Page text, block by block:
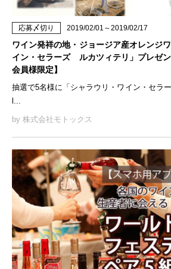
応募〆切り 2019/02/01～2019/02/17
ワイン発祥の地・ジョージア産オレンジ
イン・セラーズ ルカツィテリ」プレゼ
会員様限定】
抽選で5名様に「シャラウリ・ワイン・セラ
l...
by 株式会社モトックス